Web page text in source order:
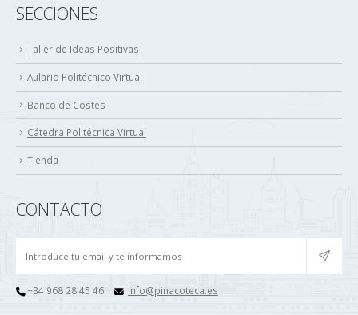
SECCIONES
Taller de Ideas Positivas
Aulario Politécnico Virtual
Banco de Costes
Cátedra Politécnica Virtual
Tienda
CONTACTO
+34 968 28 45 46 info@pinacoteca.es